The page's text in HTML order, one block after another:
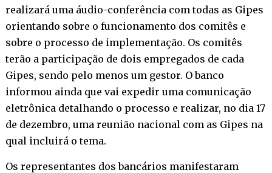
realizará uma áudio-conferência com todas as Gipes
orientando sobre o funcionamento dos comitês e
sobre o processo de implementação. Os comitês
terão a participação de dois empregados de cada
Gipes, sendo pelo menos um gestor. O banco
informou ainda que vai expedir uma comunicação
eletrônica detalhando o processo e realizar, no dia 17
de dezembro, uma reunião nacional com as Gipes na
qual incluirá o tema.
Os representantes dos bancários manifestaram